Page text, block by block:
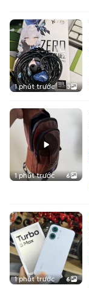
1 phút trước 3
1 phút trước 6
1 phút trước 6